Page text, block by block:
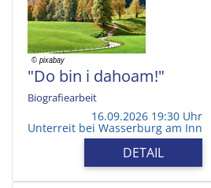
"Do bin i dahoam!"
Biografiearbeit
16.09.2026 19:30 Uhr
Unterreit bei Wasserburg am Inn
DETAIL